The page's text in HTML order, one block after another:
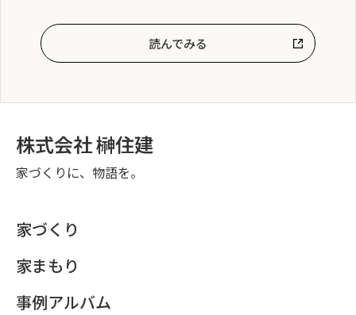
読んでみる
株式会社 榊住建
家づくりに、物語を。
家づくり
家まもり
事例アルバム